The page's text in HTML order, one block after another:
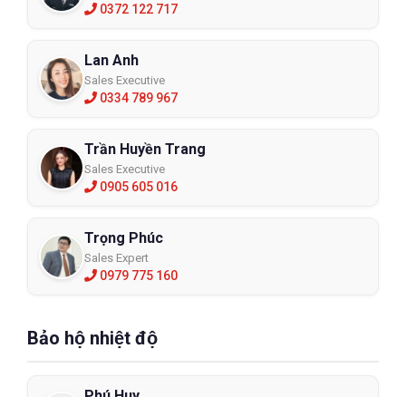
0372 122 717
Lan Anh
Sales Executive
0334 789 967
Trần Huyền Trang
Sales Executive
0905 605 016
Trọng Phúc
Sales Expert
0979 775 160
Bảo hộ nhiệt độ